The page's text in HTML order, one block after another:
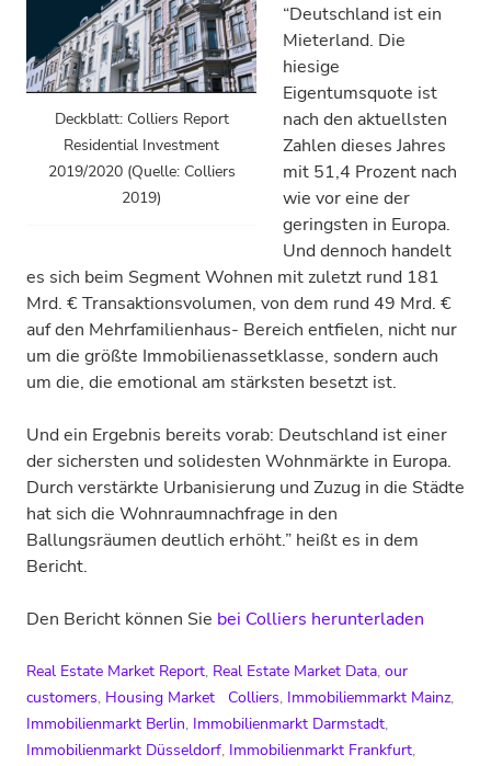
Deckblatt: Colliers Report
Residential Investment
2019/2020 (Quelle: Colliers
2019)
“Deutschland ist ein
Mieterland. Die
hiesige
Eigentumsquote ist
nach den aktuellsten
Zahlen dieses Jahres
mit 51,4 Prozent nach
wie vor eine der
geringsten in Europa.
Und dennoch handelt
es sich beim Segment Wohnen mit zuletzt rund 181
Mrd. € Transaktionsvolumen, von dem rund 49 Mrd. €
auf den Mehrfamilienhaus- Bereich entfielen, nicht nur
um die größte Immobilienassetklasse, sondern auch
um die, die emotional am stärksten besetzt ist.
Und ein Ergebnis bereits vorab: Deutschland ist einer
der sichersten und solidesten Wohnmärkte in Europa.
Durch verstärkte Urbanisierung und Zuzug in die Städte
hat sich die Wohnraumnachfrage in den
Ballungsräumen deutlich erhöht.” heißt es in dem
Bericht.
Den Bericht können Sie bei Colliers herunterladen
Real Estate Market Report, Real Estate Market Data, our
customers, Housing Market Colliers, Immobiliemmarkt Mainz,
Immobilienmarkt Berlin, Immobilienmarkt Darmstadt,
Immobilienmarkt Düsseldorf, Immobilienmarkt Frankfurt,